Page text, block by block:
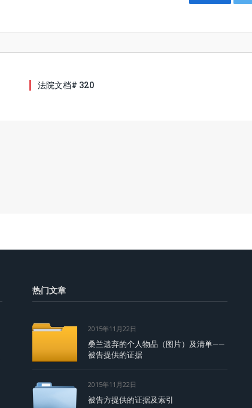
Facebook
法院文档# 320
热门文章
2015年11月22日
桑兰遗弃的个人物品（图片）及清单——
被告提供的证据
2015年11月22日
被告方提供的证据及索引